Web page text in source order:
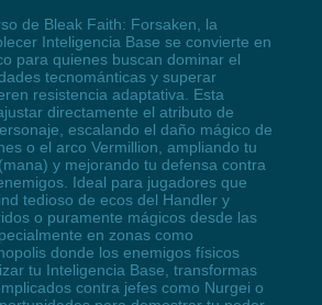
de Bleak Faith: Forsaken, la
Inteligencia Base se convierte en
para quienes buscan dominar el
tecnománticas y superar
resistencia adaptativa. Esta
directamente el atributo de
escalando el daño mágico de
o el arco Vermillion, ampliando tu
y mejorando tu defensa contra
Ideal para jugadores que
tedioso de ecos del Handler y
o puramente mágicos desde las
en zonas como
donde los enemigos físicos
tu Inteligencia Base, transformas
contra jefes como Nurgei o